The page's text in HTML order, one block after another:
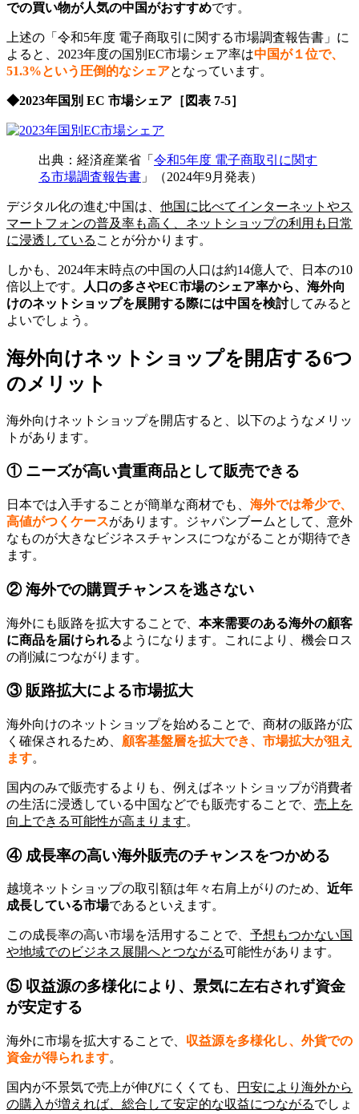
での買い物が人気の中国がおすすめです。
上述の「令和5年度 電子商取引に関する市場調査報告書」に
よると、2023年度の国別EC市場シェア率は中国が１位で、
51.3%という圧倒的なシェアとなっています。
◆2023年国別 EC 市場シェア［図表 7-5］
出典：経済産業省「 令和5年度 電子商取引に関す
る市場調査報告書 」（2024年9月発表）
デジタル化の進む中国は、 他国に比べてインターネットやス
マートフォンの普及率も高く、ネットショップの利用も日常
に浸透している ことが分かります。
しかも、2024年末時点の中国の人口は約14億人で、日本の10
倍以上です。
人口の多さやEC市場のシェア率から、海外向
けのネットショップを展開する際には中国を検討してみると
よいでしょう。
海外向けネットショップを開店する6つ
のメリット
海外向けネットショップを開店すると、以下のようなメリッ
トがあります。
① ニーズが高い貴重商品として販売できる
日本では入手することが簡単な商材でも、 海外では希少で、
高値がつくケースがあります。ジャパンブームとして、意外
なものが大きなビジネスチャンスにつながることが期待でき
ます。
② 海外での購買チャンスを逃さない
海外にも販路を拡大することで、 本来需要のある海外の顧客
に商品を届けられるようになります。これにより、機会ロス
の削減につながります。
③ 販路拡大による市場拡大
海外向けのネットショップを始めることで、商材の販路が広
く確保されるため、 顧客基盤層を拡大でき、市場拡大が狙え
ます。
国内のみで販売するよりも、例えばネットショップが消費者
の生活に浸透している中国などでも販売することで、 売上を
向上できる可能性が高まります。
④ 成長率の高い海外販売のチャンスをつかめる
越境ネットショップの取引額は年々右肩上がりのため、 近年
成長している市場であるといえます。
この成長率の高い市場を活用することで、 予想もつかない国
や地域でのビジネス展開へとつながる可能性があります。
⑤ 収益源の多様化により、景気に左右されず資金
が安定する
海外に市場を拡大することで、 収益源を多様化し、外貨での
資金が得られます。
国内が不景気で売上が伸びにくくても、
円安により海外から
の購入が増えれば、総合して安定的な収益につながるでしょ